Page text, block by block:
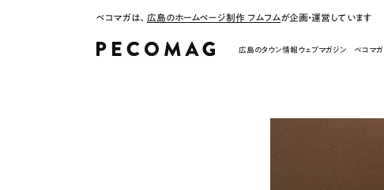
ペコマガは、 広島のホームページ制作 フムフムが企画・運営しています
広島のタウン情報ウェブマガジン ペコマガ